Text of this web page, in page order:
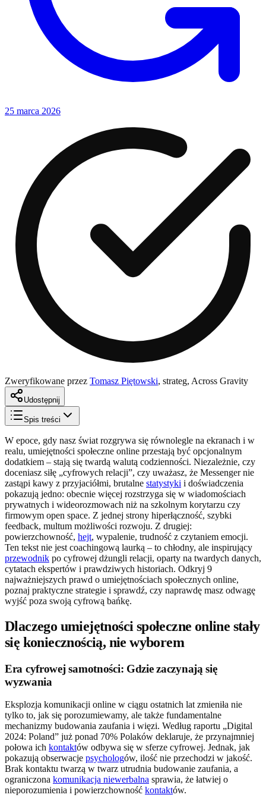
25 marca 2026
Zweryfikowane przez Tomasz Piętowski, strateg, Across Gravity
Udostępnij
Spis treści
W epoce, gdy nasz świat rozgrywa się równolegle na ekranach i w
realu, umiejętności społeczne online przestają być opcjonalnym
dodatkiem – stają się twardą walutą codzienności. Niezależnie, czy
doceniasz siłę „cyfrowych relacji”, czy uważasz, że Messenger nie
zastąpi kawy z przyjaciółmi, brutalne statystyki i doświadczenia
pokazują jedno: obecnie więcej rozstrzyga się w wiadomościach
prywatnych i wideorozmowach niż na szkolnym korytarzu czy
firmowym open space. Z jednej strony hiperłączność, szybki
feedback, multum możliwości rozwoju. Z drugiej:
powierzchowność, hejt, wypalenie, trudność z czytaniem emocji.
Ten tekst nie jest coachingową laurką – to chłodny, ale inspirujący
przewodnik po cyfrowej dżungli relacji, oparty na twardych danych,
cytatach ekspertów i prawdziwych historiach. Odkryj 9
najważniejszych prawd o umiejętnościach społecznych online,
poznaj praktyczne strategie i sprawdź, czy naprawdę masz odwagę
wyjść poza swoją cyfrową bańkę.
Dlaczego umiejętności społeczne online stały
się koniecznością, nie wyborem
Era cyfrowej samotności: Gdzie zaczynają się
wyzwania
Eksplozja komunikacji online w ciągu ostatnich lat zmieniła nie
tylko to, jak się porozumiewamy, ale także fundamentalne
mechanizmy budowania zaufania i więzi. Według raportu „Digital
2024: Poland” już ponad 70% Polaków deklaruje, że przynajmniej
połowa ich kontaktów odbywa się w sferze cyfrowej. Jednak, jak
pokazują obserwacje psychologów, ilość nie przechodzi w jakość.
Brak kontaktu twarzą w twarz utrudnia budowanie zaufania, a
ograniczona komunikacja niewerbalna sprawia, że łatwiej o
nieporozumienia i powierzchowność kontaktów.